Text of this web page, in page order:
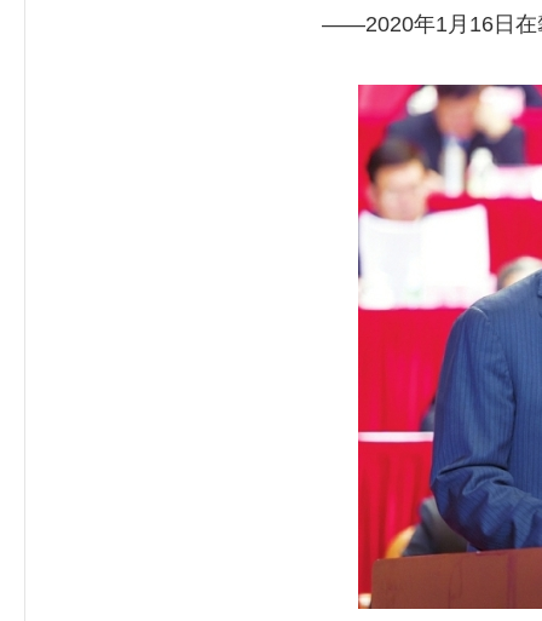
——2020年1月16日在攀